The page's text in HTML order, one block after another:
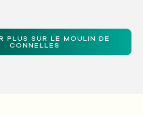
PLUS SUR LE MOULIN DE
CONNELLES